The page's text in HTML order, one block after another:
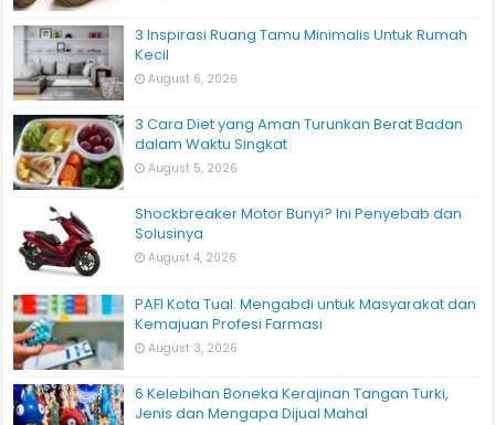
3 Inspirasi Ruang Tamu Minimalis Untuk Rumah
Kecil
August 6, 2026
3 Cara Diet yang Aman Turunkan Berat Badan
dalam Waktu Singkat
August 5, 2026
Shockbreaker Motor Bunyi? Ini Penyebab dan
Solusinya
August 4, 2026
PAFI Kota Tual: Mengabdi untuk Masyarakat dan
Kemajuan Profesi Farmasi
August 3, 2026
6 Kelebihan Boneka Kerajinan Tangan Turki,
Jenis dan Mengapa Dijual Mahal